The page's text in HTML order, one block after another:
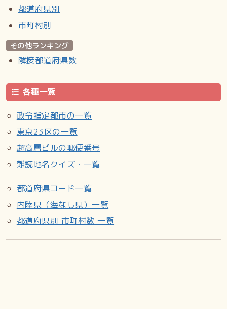
都道府県別
市町村別
その他ランキング
隣接都道府県数
各種一覧
政令指定都市の一覧
東京23区の一覧
超高層ビルの郵便番号
難読地名クイズ・一覧
都道府県コード一覧
内陸県（海なし県）一覧
都道府県別 市町村数 一覧